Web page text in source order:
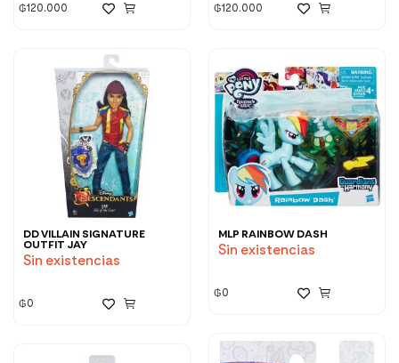
₲120.000 ₲120.000
DD VILLAIN SIGNATURE
OUTFIT JAY
Sin existencias
₲0
MLP RAINBOW DASH
Sin existencias
₲0